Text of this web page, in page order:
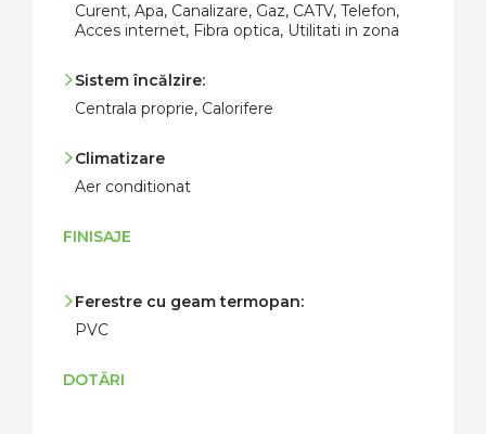
Curent, Apa, Canalizare, Gaz, CATV, Telefon,
Acces internet, Fibra optica, Utilitati in zona
Sistem încălzire:
Centrala proprie, Calorifere
Climatizare
Aer conditionat
FINISAJE
Ferestre cu geam termopan:
PVC
DOTĂRI